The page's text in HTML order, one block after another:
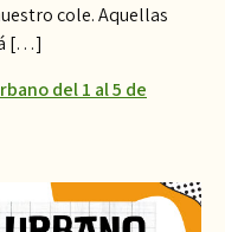
cole. Aquellas
[…]
del 1 al 5 de